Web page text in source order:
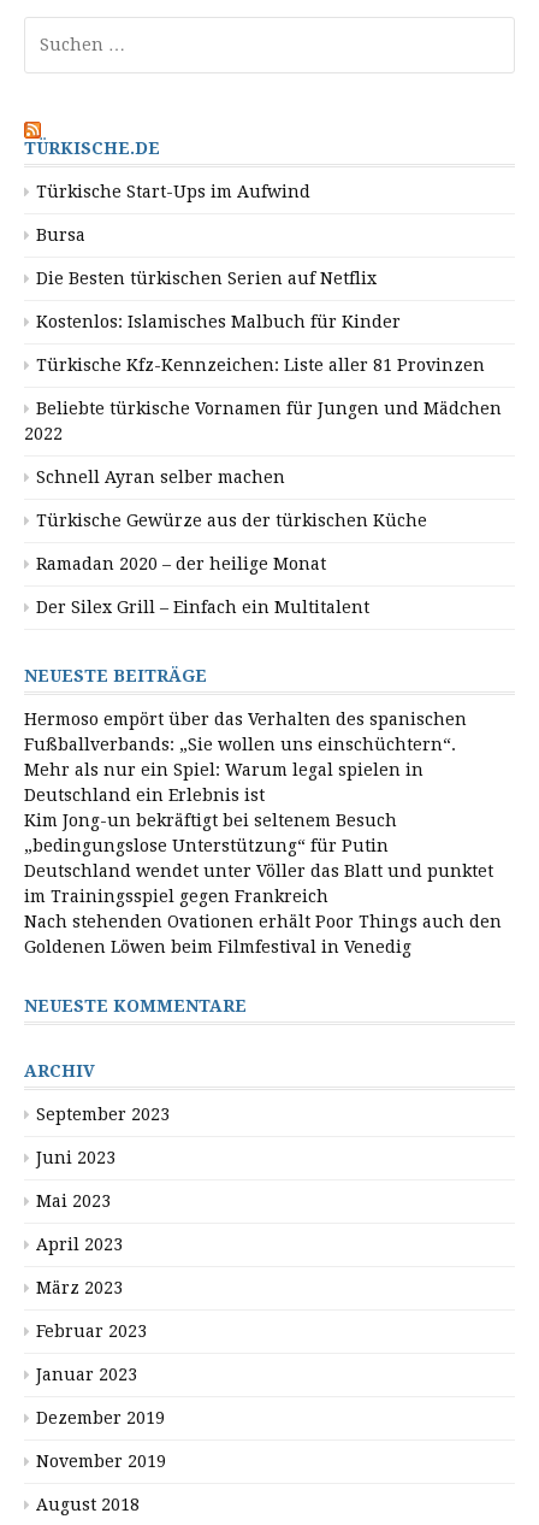
nach:
TÜRKISCHE.DE
Türkische Start-Ups im Aufwind
Bursa
Die Besten türkischen Serien auf Netflix
Kostenlos: Islamisches Malbuch für Kinder
Türkische Kfz-Kennzeichen: Liste aller 81 Provinzen
Beliebte türkische Vornamen für Jungen und Mädchen
2022
Schnell Ayran selber machen
Türkische Gewürze aus der türkischen Küche
Ramadan 2020 – der heilige Monat
Der Silex Grill – Einfach ein Multitalent
NEUESTE BEITRÄGE
Hermoso empört über das Verhalten des spanischen
Fußballverbands: „Sie wollen uns einschüchtern“.
Mehr als nur ein Spiel: Warum legal spielen in
Deutschland ein Erlebnis ist
Kim Jong-un bekräftigt bei seltenem Besuch
„bedingungslose Unterstützung“ für Putin
Deutschland wendet unter Völler das Blatt und punktet
im Trainingsspiel gegen Frankreich
Nach stehenden Ovationen erhält Poor Things auch den
Goldenen Löwen beim Filmfestival in Venedig
NEUESTE KOMMENTARE
ARCHIV
September 2023
Juni 2023
Mai 2023
April 2023
März 2023
Februar 2023
Januar 2023
Dezember 2019
November 2019
August 2018